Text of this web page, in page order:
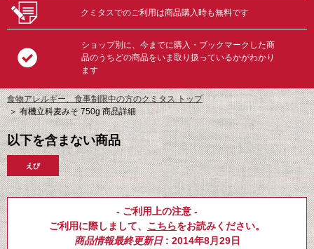
クミタスでのご利用は商品購入時も無料です
ショップ別に、今までに購入・ブックマークした商
品のうちどの商品をいま取り扱っているかがわかり
ます
食物アレルギー、食事制限中の方のクミタス トップ
＞有機立科麦みそ 750g 商品詳細
以下を含まない商品
えび
- ご利用上の注意 -
ご利用に際しまして、 こちらをお読みください。
商品情報最終更新日: 2014年8月29日